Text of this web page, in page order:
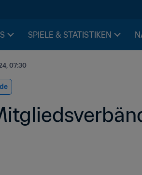
SPIELE & STATISTIKEN
07:30